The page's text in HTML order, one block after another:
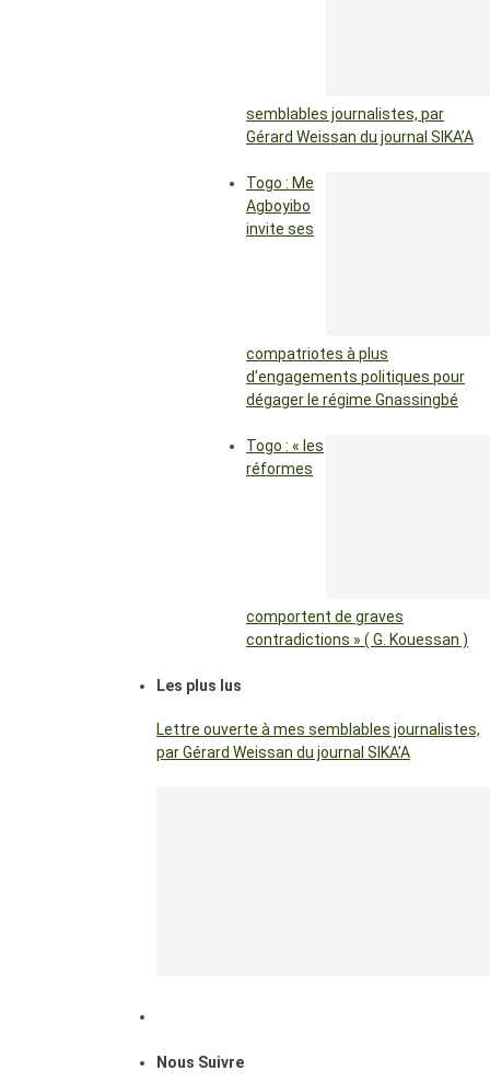
semblables journalistes, par
Gérard Weissan du journal SIKA’A
Togo : Me
Agboyibo
invite ses
compatriotes à plus
d’engagements politiques pour
dégager le régime Gnassingbé
Togo : « les
réformes
comportent de graves
contradictions » ( G. Kouessan )
Les plus lus
Lettre ouverte à mes semblables journalistes,
par Gérard Weissan du journal SIKA’A
Nous Suivre